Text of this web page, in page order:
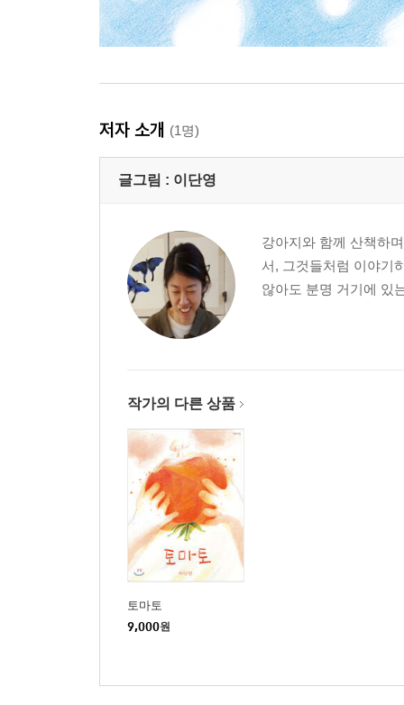
저자 소개 (1명)
글그림 : 이단영
강아지와 함께 산책하
서, 그것들처럼 이야기
않아도 분명 거기에 있
작가의 다른 상품
토마토
9,000원